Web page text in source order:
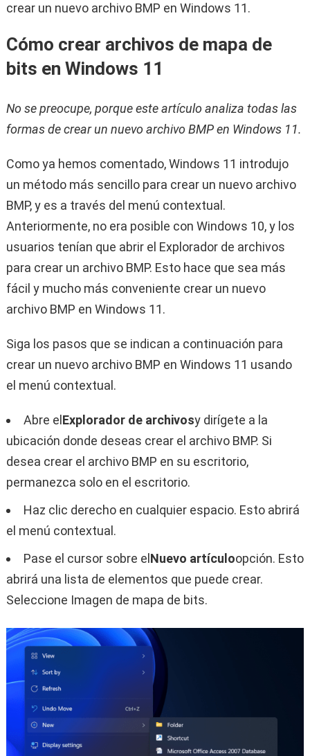
crear un nuevo archivo BMP en Windows 11.
Cómo crear archivos de mapa de
bits en Windows 11
No se preocupe, porque este artículo analiza todas las
formas de crear un nuevo archivo BMP en Windows 11.
Como ya hemos comentado, Windows 11 introdujo
un método más sencillo para crear un nuevo archivo
BMP, y es a través del menú contextual.
Anteriormente, no era posible con Windows 10, y los
usuarios tenían que abrir el Explorador de archivos
para crear un archivo BMP. Esto hace que sea más
fácil y mucho más conveniente crear un nuevo
archivo BMP en Windows 11.
Siga los pasos que se indican a continuación para
crear un nuevo archivo BMP en Windows 11 usando
el menú contextual.
Abre el Explorador de archivosy dirígete a la
ubicación donde deseas crear el archivo BMP. Si
desea crear el archivo BMP en su escritorio,
permanezca solo en el escritorio.
Haz clic derecho en cualquier espacio. Esto abrirá
el menú contextual.
Pase el cursor sobre el Nuevo artículoopción. Esto
abrirá una lista de elementos que puede crear.
Seleccione Imagen de mapa de bits.